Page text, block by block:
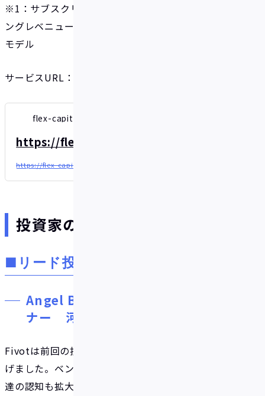
※1：サブスクリプションなどの継続収益（リカーリ
ングレベニュー）を得ることを目的としたビジネス
モデル
サービスURL：
flex-capital.jp
https://flex-capital.jp
https://flex-capital.jp
投資家のコメント
■リード投資家
Angel Bridge株式会社 代表パート
ナー 河西佑太郎様
Fivotは前回の投資以来、約1年間で大きな飛躍を遂
げました。ベンチャー企業におけるデット性資金調
達の認知も拡大しており、非常に強いニーズを感じて